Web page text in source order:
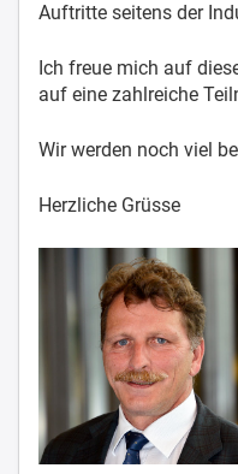
Auftritte seitens der
Ich freue mich auf
auf eine zahlreiche
Wir werden noch viel
Herzliche Grüsse